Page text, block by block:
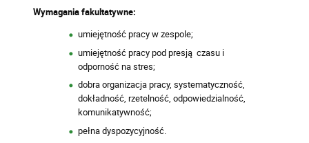
Wymagania fakultatywne:
umiejętność pracy w zespole;
umiejętność pracy pod presją czasu i
odporność na stres;
dobra organizacja pracy, systematyczność,
dokładność, rzetelność, odpowiedzialność,
komunikatywność;
pełna dyspozycyjność.